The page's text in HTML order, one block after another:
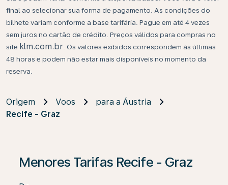
final ao selecionar sua forma de pagamento. As condições do
bilhete variam conforme a base tarifária. Pague em até 4 vezes
sem juros no cartão de crédito. Preços válidos para compras no
site klm.com.br . Os valores exibidos correspondem às últimas
48 horas e podem não estar mais disponíveis no momento da
reserva.
Origem Voos
para a Áustria
Recife - Graz
Menores Tarifas Recife - Graz
Se não forem encontrados resultados, clique em